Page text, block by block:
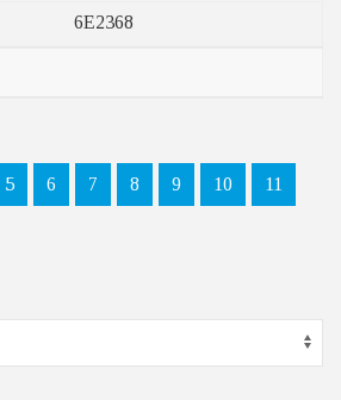
6E2368
5 6 7 8 9 10 11